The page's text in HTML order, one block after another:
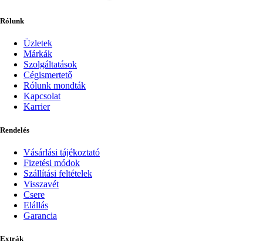
Rólunk
Üzletek
Márkák
Szolgáltatások
Cégismertető
Rólunk mondták
Kapcsolat
Karrier
Rendelés
Vásárlási tájékoztató
Fizetési módok
Szállítási feltételek
Visszavét
Csere
Elállás
Garancia
Extrák